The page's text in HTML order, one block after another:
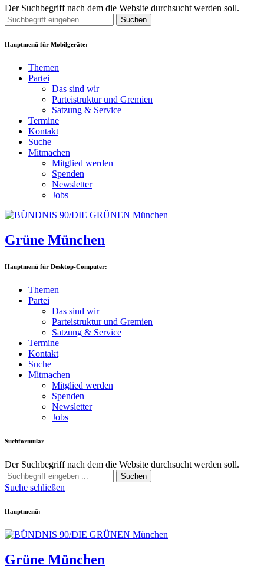
Der Suchbegriff nach dem die Website durchsucht werden soll.
Suchen
Hauptmenü für Mobilgeräte:
Themen
Partei
Das sind wir
Parteistruktur und Gremien
Satzung & Service
Termine
Kontakt
Suche
Mitmachen
Mitglied werden
Spenden
Newsletter
Jobs
Grüne München
Hauptmenü für Desktop-Computer:
Themen
Partei
Das sind wir
Parteistruktur und Gremien
Satzung & Service
Termine
Kontakt
Suche
Mitmachen
Mitglied werden
Spenden
Newsletter
Jobs
Suchformular
Der Suchbegriff nach dem die Website durchsucht werden soll.
Suchen
Suche schließen
Hauptmenü:
Grüne München